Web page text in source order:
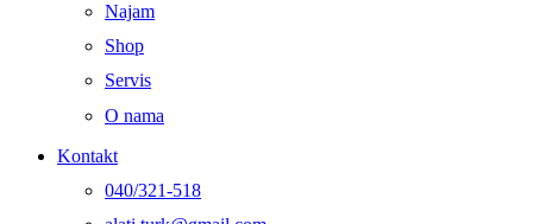
Najam
Shop
Servis
O nama
Kontakt
040/321-518